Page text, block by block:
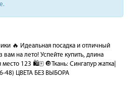
🔥 Идеальная посадка и отличный
на лето! Успейте купить, длина
123 🛍🀄️ 🔘Ткань: Сингапур жатка|
48) ЦВЕТА БЕЗ ВЫБОРА